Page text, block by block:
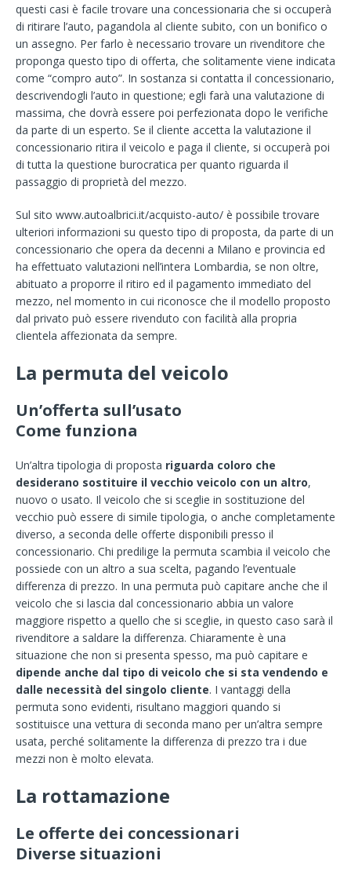
questi casi è facile trovare una concessionaria che si occuperà
di ritirare l’auto, pagandola al cliente subito, con un bonifico o
un assegno. Per farlo è necessario trovare un rivenditore che
proponga questo tipo di offerta, che solitamente viene indicata
come “compro auto”. In sostanza si contatta il concessionario,
descrivendogli l’auto in questione; egli farà una valutazione di
massima, che dovrà essere poi perfezionata dopo le verifiche
da parte di un esperto. Se il cliente accetta la valutazione il
concessionario ritira il veicolo e paga il cliente, si occuperà poi
di tutta la questione burocratica per quanto riguarda il
passaggio di proprietà del mezzo.
Sul sito www.autoalbrici.it/acquisto-auto/ è possibile trovare
ulteriori informazioni su questo tipo di proposta, da parte di un
concessionario che opera da decenni a Milano e provincia ed
ha effettuato valutazioni nell’intera Lombardia, se non oltre,
abituato a proporre il ritiro ed il pagamento immediato del
mezzo, nel momento in cui riconosce che il modello proposto
dal privato può essere rivenduto con facilità alla propria
clientela affezionata da sempre.
La permuta del veicolo
Un’offerta sull’usato
Come funziona
Un’altra tipologia di proposta riguarda coloro che
desiderano sostituire il vecchio veicolo con un altro,
nuovo o usato. Il veicolo che si sceglie in sostituzione del
vecchio può essere di simile tipologia, o anche completamente
diverso, a seconda delle offerte disponibili presso il
concessionario. Chi predilige la permuta scambia il veicolo che
possiede con un altro a sua scelta, pagando l’eventuale
differenza di prezzo. In una permuta può capitare anche che il
veicolo che si lascia dal concessionario abbia un valore
maggiore rispetto a quello che si sceglie, in questo caso sarà il
rivenditore a saldare la differenza. Chiaramente è una
situazione che non si presenta spesso, ma può capitare e
dipende anche dal tipo di veicolo che si sta vendendo e
dalle necessità del singolo cliente. I vantaggi della
permuta sono evidenti, risultano maggiori quando si
sostituisce una vettura di seconda mano per un’altra sempre
usata, perché solitamente la differenza di prezzo tra i due
mezzi non è molto elevata.
La rottamazione
Le offerte dei concessionari
Diverse situazioni